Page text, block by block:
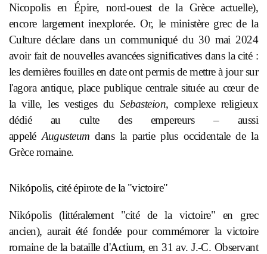
Nicopolis en Épire, nord-ouest de la Grèce actuelle),
encore largement inexplorée. Or, le ministère grec de la
Culture déclare dans uncommuniquédu 30 mai 2024
avoir fait de nouvelles avancées significatives dans la cité :
les dernières fouilles en date ont permis de mettre à jour sur
l'agora antique, place publique centrale située au cœur de
la ville, les vestiges du Sebasteion, complexe religieux
dédié au culte des empereurs – aussi
appelé Augusteum dans la partie plus occidentale de la
Grèce romaine.
Nikópolis, cité épirote de la "victoire"
Nikópolis (littéralement "cité de la victoire" en grec
ancien), aurait été fondée pour commémorer la victoire
romaine de labataille d'Actium, en 31 av. J.-C. Observant